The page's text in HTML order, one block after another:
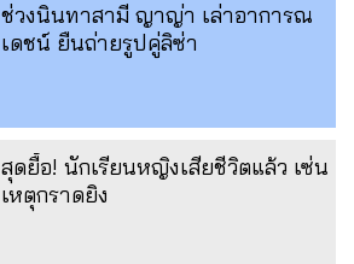
ช่วงนินทาสามี ญาญ่า เล่าอาการณ
เดชน์ ยืนถ่ายรูปคู่ลิซ่า
สุดยื้อ! นักเรียนหญิงเสียชีวิตแล้ว เซ่น
เหตุกราดยิง